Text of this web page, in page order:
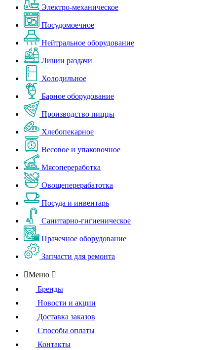
Электро-механическое
Посудомоечное
Нейтральное оборудование
Линии раздачи
Холодильное
Барное оборудование
Производство пиццы
Хлебопекарное
Весовое и упаковочное
Мясопереработка
Овощеперерабатотка
Посуда и инвентарь
Санитарно-гигиеническое
Прачечное оборудование
Запчасти для ремонта
Меню 
Бренды
Новости и акции
Доставка заказов
Способы оплаты
Контакты